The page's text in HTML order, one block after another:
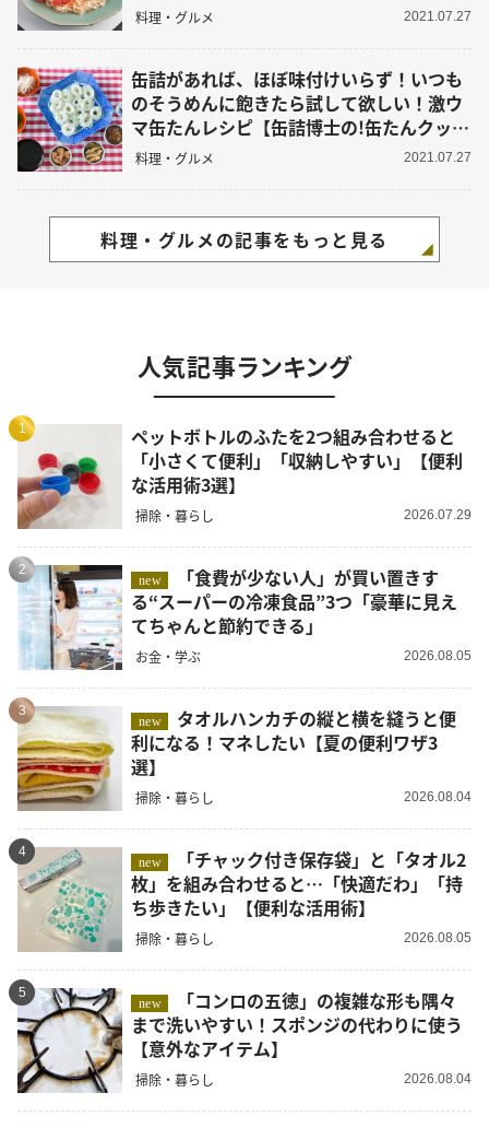
料理・グルメ 2021.07.27
缶詰があれば、ほぼ味付けいらず！いつも
のそうめんに飽きたら試して欲しい！激ウ
マ缶たんレシピ【缶詰博士の!缶たんクッキ
ング】
料理・グルメ 2021.07.27
料理・グルメの記事をもっと見る
人気記事ランキング
1
ペットボトルのふたを2つ組み合わせると
「小さくて便利」「収納しやすい」【便利
な活用術3選】
掃除・暮らし 2026.07.29
2
new
る“スーパーの冷凍食品”3つ「豪華に見え
てちゃんと節約できる」
お金・学ぶ 2026.08.05
3
new
利になる！マネしたい【夏の便利ワザ3
選】
掃除・暮らし 2026.08.04
4
new
枚」を組み合わせると…「快適だわ」「持
ち歩きたい」【便利な活用術】
掃除・暮らし 2026.08.05
5
new
まで洗いやすい！スポンジの代わりに使う
【意外なアイテム】
掃除・暮らし 2026.08.04